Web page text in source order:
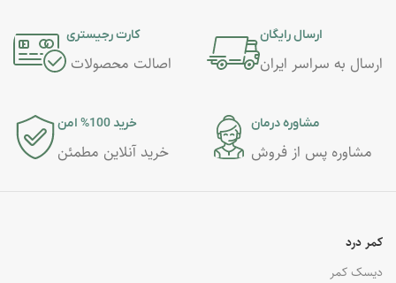
ارسال رایگان
ارسال به سراسر ایران
کارت رجیستری
اصالت محصولات
مشاوره درمان
مشاوره پس از فروش
خرید 100% امن
خرید آنلاین مطمئن
کمر درد
دیسک کمر